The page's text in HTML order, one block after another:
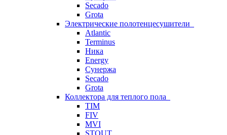
Secado
Grota
Электрические полотенцесушители
Atlantic
Terminus
Ника
Energy
Сунержа
Secado
Grota
Коллектора для теплого пола
TIM
FIV
MVI
STOUT